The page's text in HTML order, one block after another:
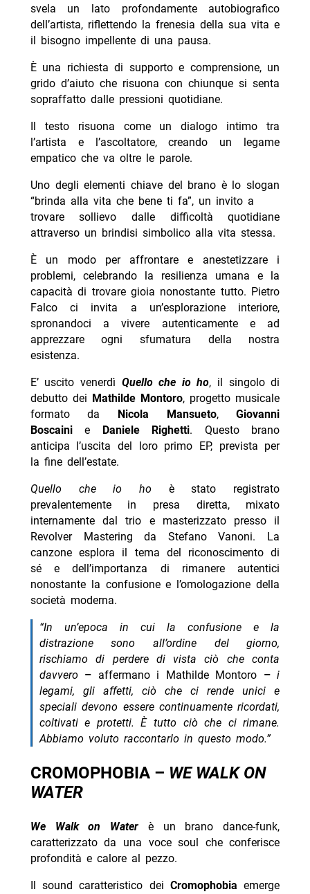
svela un lato profondamente autobiografico
dell’artista, riflettendo la frenesia della sua vita e
il bisogno impellente di una pausa.
È una richiesta di supporto e comprensione, un
grido d’aiuto che risuona con chiunque si senta
sopraffatto dalle pressioni quotidiane.
Il testo risuona come un dialogo intimo tra
l’artista e l’ascoltatore, creando un legame
empatico che va oltre le parole.
Uno degli elementi chiave del brano è lo slogan
“brinda alla vita che bene ti fa”, un invito a
trovare sollievo dalle difficoltà quotidiane
attraverso un brindisi simbolico alla vita stessa.
È un modo per affrontare e anestetizzare i
problemi, celebrando la resilienza umana e la
capacità di trovare gioia nonostante tutto. Pietro
Falco ci invita a un’esplorazione interiore,
spronandoci a vivere autenticamente e ad
apprezzare ogni sfumatura della nostra
esistenza.
E’ uscito venerdì Quello che io ho, il singolo di
debutto dei Mathilde Montoro, progetto musicale
formato da Nicola Mansueto,Giovanni
Boscainie Daniele Righetti. Questo brano
anticipa l’uscita del loro primo EP, prevista per
la fine dell’estate.
Quello che io ho è stato registrato
prevalentemente in presa diretta, mixato
internamente dal trio e masterizzato presso il
Revolver Mastering da Stefano Vanoni. La
canzone esplora il tema del riconoscimento di
sé e dell’importanza di rimanere autentici
nonostante la confusione e l’omologazione della
società moderna.
“In un’epoca in cui la confusione e la
distrazione sono all’ordine del giorno,
rischiamo di perdere di vista ciò che conta
davvero – affermano i Mathilde Montoro – i
legami, gli affetti, ciò che ci rende unici e
speciali devono essere continuamente ricordati,
coltivati e protetti. È tutto ciò che ci rimane.
Abbiamo voluto raccontarlo in questo modo.”
CROMOPHOBIA – WE WALK ON
WATER
We Walk on Water è un brano dance-funk,
caratterizzato da una voce soul che conferisce
profondità e calore al pezzo.
Il sound caratteristico dei Cromophobia emerge